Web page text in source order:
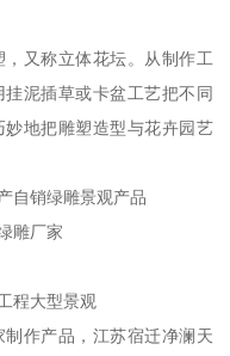
又称立体花坛。从制作工
泥插草或卡盆工艺把不同
地把雕塑造型与花卉园艺
自销绿雕景观产品
雕厂家
程大型景观
作产品，江苏宿迁净澜天